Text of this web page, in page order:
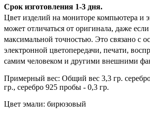
Срок изготовления 1-3 дня.
Цвет изделий на мониторе компьютера и
может отличаться от оригинала, даже
максимальной точностью. Это связано с
электронной цветопередачи, печати,
самим человеком и другими внешними
Примерный вес: Общий вес 3,3 гр.
гр., серебро 925 пробы - 0,3 гр.
Цвет эмали: бирюзовый